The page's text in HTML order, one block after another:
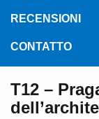
RECENSIONI
CONTATTO
T12 –